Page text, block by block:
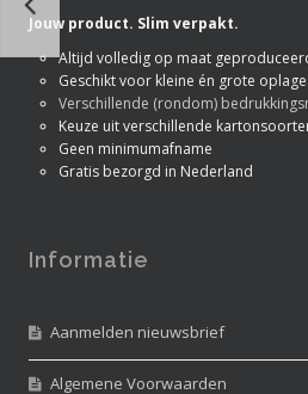
Jouw product. Slim verpakt.
Altijd volledig op maat
Geschikt voor kleine én grote
Verschillende (rondom)
Keuze uit verschillende
Geen minimumafname
Gratis bezorgd in Nederland
Informatie
Aanmelden nieuwsbrief
Algemene Voorwaarden